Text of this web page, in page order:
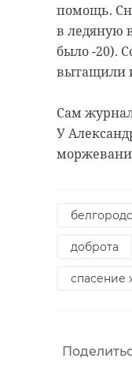
помощь.
в ледяную
было -20).
вытащили
Сам
У
доброта
спасение